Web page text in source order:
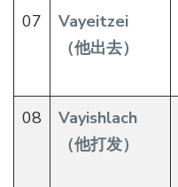
07
Vayeitzei
（他出去）
08
Vayishlach
（他打发）